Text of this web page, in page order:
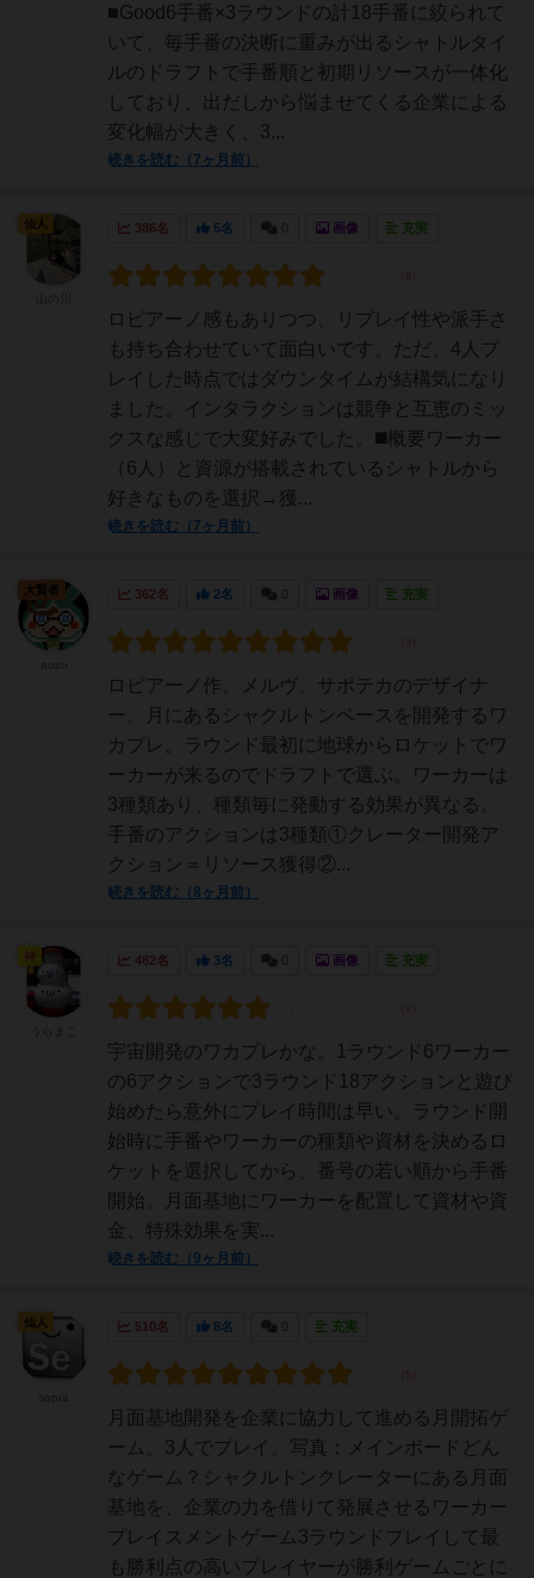
■Good6手番×3ラウンドの計18手番に絞られて
いて、毎手番の決断に重みが出るシャトルタイ
ルのドラフトで手番順と初期リソースが一体化
しており、出だしから悩ませてくる企業による
変化幅が大きく、3...
続きを読む（7ヶ月前）
386名 5名 画像 充実
ロピアーノ感もありつつ、リプレイ性や派手さ
も持ち合わせていて面白いです。ただ、4人プ
レイした時点ではダウンタイムが結構気になり
ました。インタラクションは競争と互恵のミッ
クスな感じで大変好みでした。◼️概要ワーカー
（6人）と資源が搭載されているシャトルから
好きなものを選択→獲...
続きを読む（7ヶ月前）
仙人
362名 2名 画像 充実
ロピアーノ作。メルヴ、サポテカのデザイナ
ー。月にあるシャクルトンベースを開発するワ
カプレ。ラウンド最初に地球からロケットでワ
ーカーが来るのでドラフトで選ぶ。ワーカーは
3種類あり、種類毎に発動する効果が異なる。
手番のアクションは3種類①クレーター開発ア
クション＝リソース獲得②...
続きを読む（8ヶ月前）
大賢者
482名 3名 画像 充実
宇宙開発のワカプレかな。1ラウンド6ワーカー
の6アクションで3ラウンド18アクションと遊び
始めたら意外にプレイ時間は早い。ラウンド開
始時に手番やワーカーの種類や資材を決めるロ
ケットを選択してから、番号の若い順から手番
開始。月面基地にワーカーを配置して資材や資
金、特殊効果を実...
続きを読む（9ヶ月前）
神
510名 8名 充実
月面基地開発を企業に協力して進める月開拓ゲ
ーム。3人でプレイ。写真：メインボードどん
なゲーム？シャクルトンクレーターにある月面
基地を、企業の力を借りて発展させるワーカー
プレイスメントゲーム3ラウンドプレイして最
も勝利点の高いプレイヤーが勝利ゲームごとに
仙人